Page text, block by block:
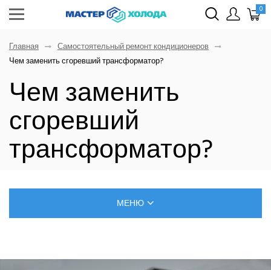
0
Главная
Самостоятельный ремонт кондиционеров
Чем заменить сгоревший трансформатор?
Чем заменить
сгоревший
трансформатор?
МЕНЮ
САМОСТОЯТЕЛЬНЫЙ МОНТАЖ КОНДИЦИОНЕРОВ